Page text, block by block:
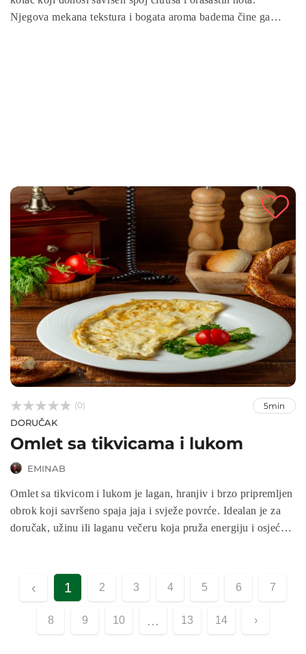
Njegova mekana tekstura i bogata aroma badema čine ga


 (0) 5min
DORUČAK
Omlet sa tikvicama i lukom
EMINAB
Omlet sa tikvicom i lukom je lagan, hranjiv i brzo pripremljen
obrok koji savršeno spaja jaja i svježe povrće. Idealan je za
doručak, užinu ili laganu večeru koja pruža energiju i osjećaj
‹ 1 2 3 4 5 6 7
8 9 10 ... 13 14 ›